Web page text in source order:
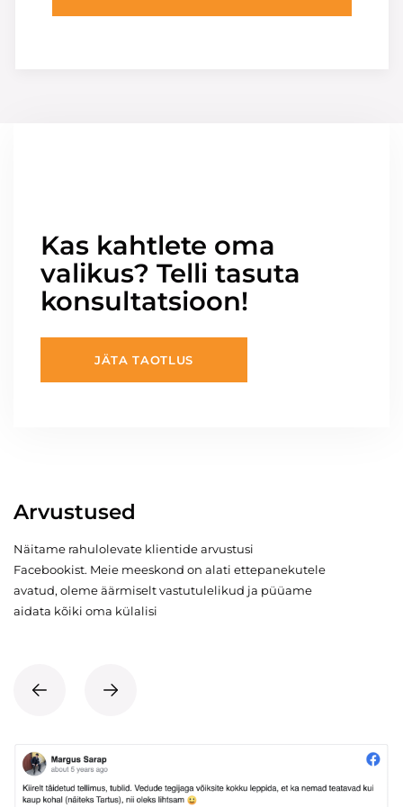
Kas kahtlete oma
valikus? Telli tasuta
konsultatsioon!
JÄTA TAOTLUS
Arvustused
Näitame rahulolevate klientide arvustusi
Facebookist. Meie meeskond on alati ettepanekutele
avatud, oleme äärmiselt vastutulelikud ja püüame
aidata kõiki oma külalisi